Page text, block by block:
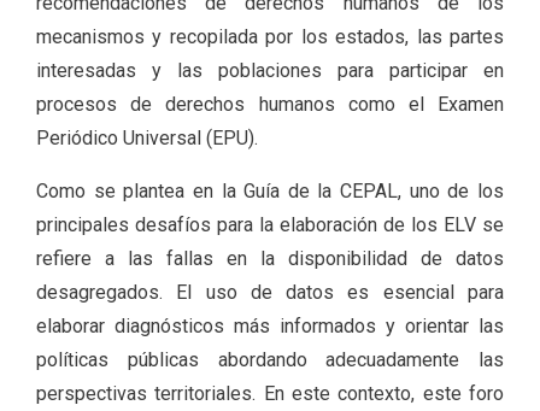
mecanismos y recopilada por los estados, las partes
interesadas y las poblaciones para participar en
procesos de derechos humanos como el Examen
Periódico Universal (EPU).
Como se plantea en la Guía de la CEPAL, uno de los
principales desafíos para la elaboración de los ELV se
refiere a las fallas en la disponibilidad de datos
desagregados. El uso de datos es esencial para
elaborar diagnósticos más informados y orientar las
políticas públicas abordando adecuadamente las
perspectivas territoriales. En este contexto, este foro